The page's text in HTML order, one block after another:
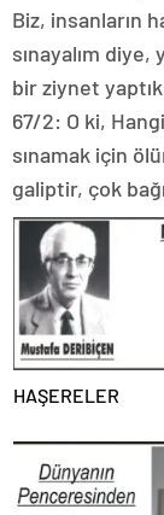
Biz, insanların
sınayalım
bir ziynet yaptık.
67/2: O ki,
sınamak için
galiptir, çok
HAŞERELER